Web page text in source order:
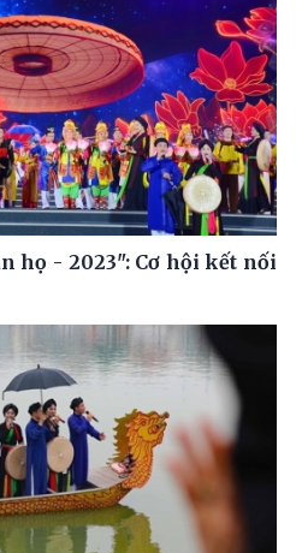
họ - 2023": Cơ hội kết nối